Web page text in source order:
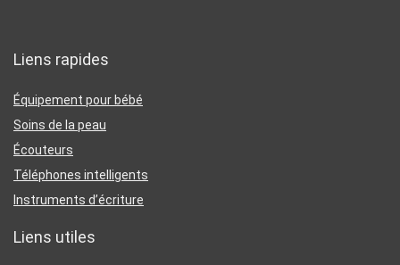
Liens rapides
Équipement pour bébé
Soins de la peau
Écouteurs
Téléphones intelligents
Instruments d’écriture
Liens utiles